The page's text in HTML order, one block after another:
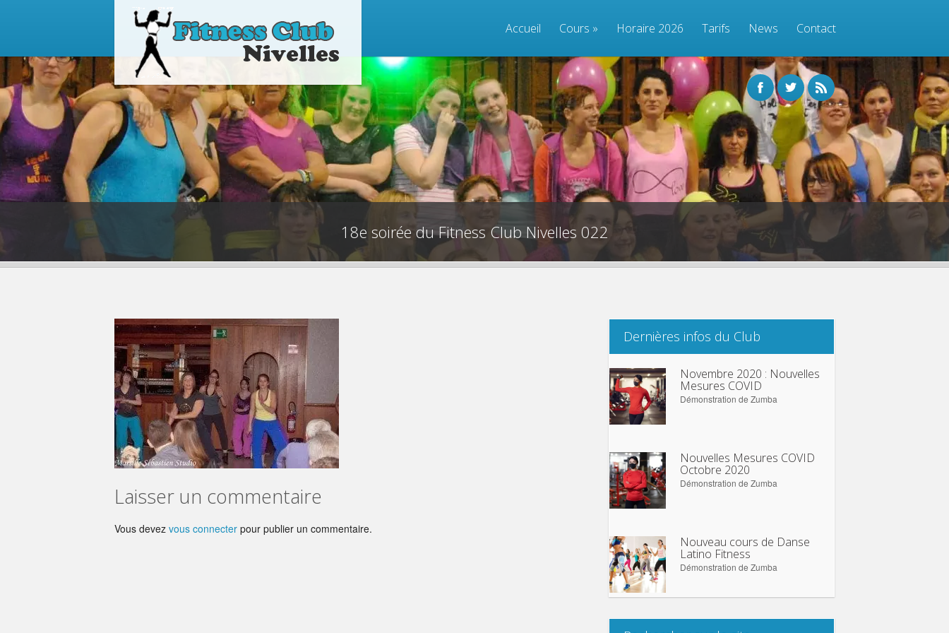
Accueil Cours » Horaire 2026 Tarifs News Contact
18e soirée du Fitness Club Nivelles 022
Laisser un commentaire
Vous devez vous connecter pour publier un commentaire.
Dernières infos du Club
Novembre 2020 : Nouvelles
Mesures COVID
Démonstration de Zumba
Nouvelles Mesures COVID
Octobre 2020
Démonstration de Zumba
Nouveau cours de Danse
Latino Fitness
Démonstration de Zumba